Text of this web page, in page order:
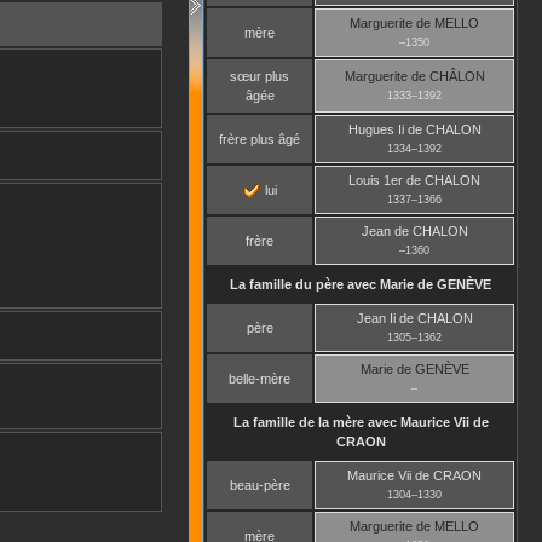
mère
Marguerite de MELLO
–1350
sœur plus
âgée
Margueritede CHÂLON
1333–1392
frère plus âgé
Hugues Iide CHALON
1334–1392
lui
Louis 1er de CHALON
1337–1366
frère
Jeande CHALON
–1360
La famille du père avec Marie de GENÈVE
père
Jean Iide CHALON
1305–1362
belle-mère
Mariede GENÈVE
–
La famille de la mère avec Maurice Viide
CRAON
beau-père
Maurice Vii de CRAON
1304–1330
mère
Marguerite de MELLO